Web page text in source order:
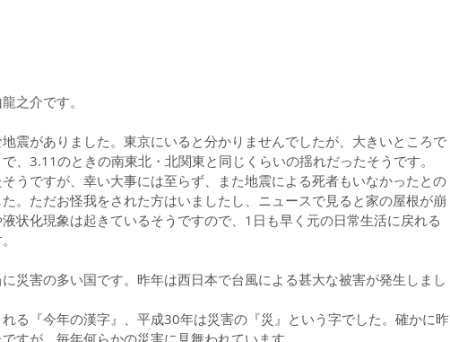
之介です。
震がありました。東京にいると分かりませんでしたが、大きいところで
、3.11のときの南東北・北関東と同じくらいの揺れだったそうです。
うですが、幸い大事には至らず、また地震による死者もいなかったとの
。ただお怪我をされた方はいましたし、ニュースで見ると家の屋根が崩
状化現象は起きているそうですので、1日も早く元の日常生活に戻れる
災害の多い国です。昨年は西日本で台風による甚大な被害が発生しまし
る『今年の漢字』、平成30年は災害の『災』という字でした。確かに昨
すが、毎年何らかの災害に見舞われています。